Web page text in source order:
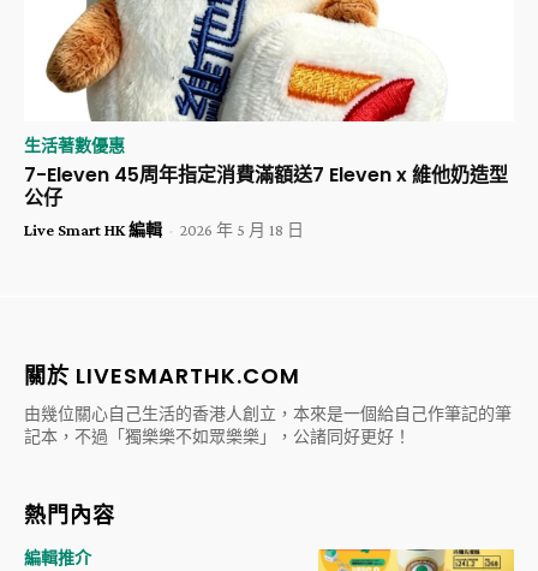
生活著數優惠
7-Eleven 45周年指定消費滿額送7 Eleven x 維他奶造型
公仔
Live Smart HK 編輯 - 2026 年 5 月 18 日
關於 LIVESMARTHK.COM
由幾位關心自己生活的香港人創立，本來是一個給自己作筆記的筆
記本，不過「獨樂樂不如眾樂樂」，公諸同好更好！
熱門內容
編輯推介